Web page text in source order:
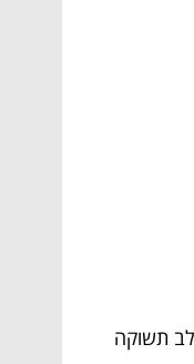
תשוקה